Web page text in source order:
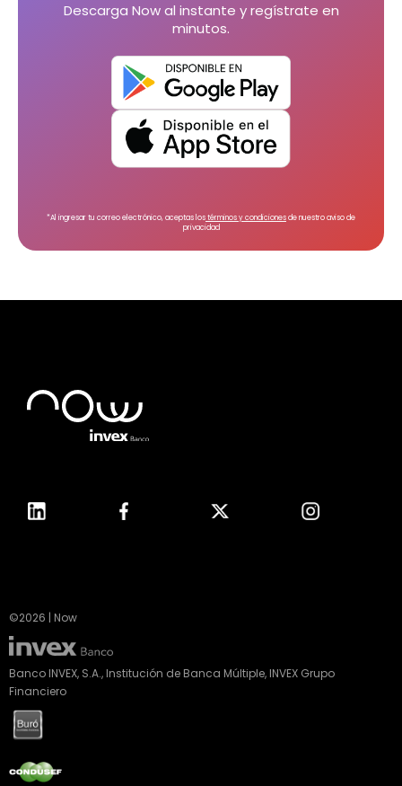
Descarga Now al instante y regístrate en
minutos.
*Al ingresar tu correo electrónico, aceptas lostérminos y condicionesde nuestro aviso de
privacidad
©2026 | Now
Banco INVEX, S.A., Institución de Banca Múltiple, INVEX Grupo
Financiero